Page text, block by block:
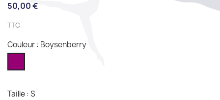
50,00 €
TTC
Couleur : Boysenberry
Taille : S